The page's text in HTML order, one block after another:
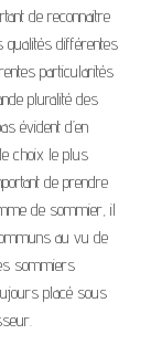
de reconnaitre
qualités différentes
particularités
pluralité des
évident d’en
choix le plus
de prendre
de sommier, il
au vu de
sommiers
placé sous